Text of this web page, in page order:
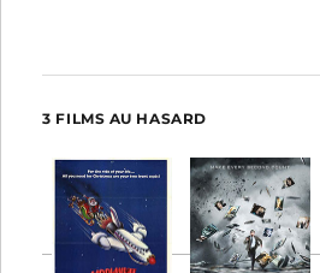
3 FILMS AU HASARD